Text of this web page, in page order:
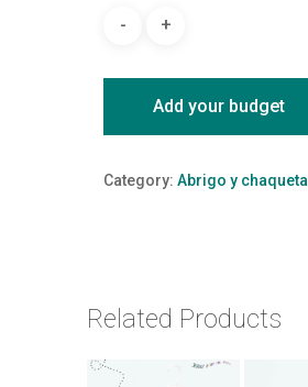
Add your budget
Category: Abrigo y chaqueta
Related Products